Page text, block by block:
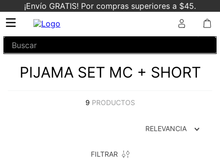
¡Envío GRATIS! Por compras superiores a $45.
Buscar
PIJAMA SET MC + SHORT
9 PRODUCTOS
RELEVANCIA
FILTRAR